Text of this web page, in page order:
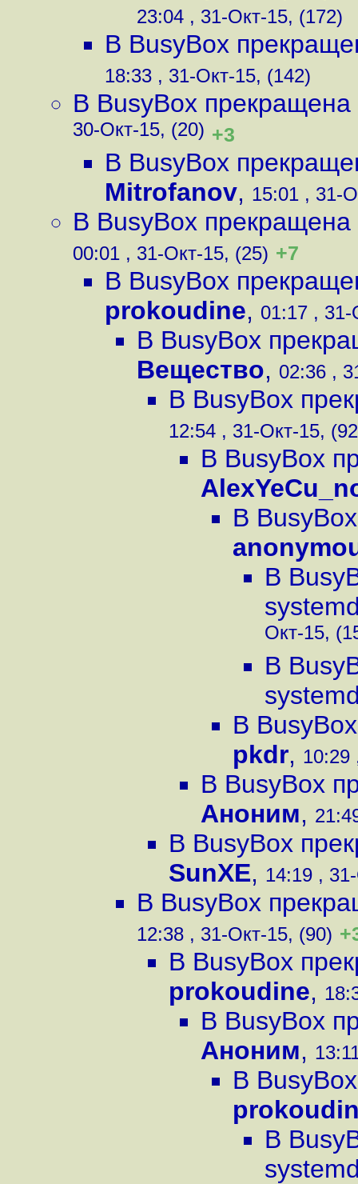
23:04 , 31-Окт-15, (172)
В BusyBox
18:33 , 31-Окт-15, (142)
В BusyBox
30-Окт-15, (20) +3
В BusyBox
Mitrofanov, 15:01 , 31-
В BusyBox
00:01 , 31-Окт-15, (25) +7
В BusyBox
prokoudine, 01:17 ,
В BusyBox
Вещество, 02:36 ,
В BusyBox
12:54 , 31-Окт-15,
В BusyBox
В
В
Окт-15,
В
В
pkdr, 10:29
В BusyBox
Аноним,
В BusyBox
SunXE, 14:19 ,
В BusyBox
12:38 , 31-Окт-15, (90)
В BusyBox
prokoudine,
В BusyBox
Аноним,
В
В